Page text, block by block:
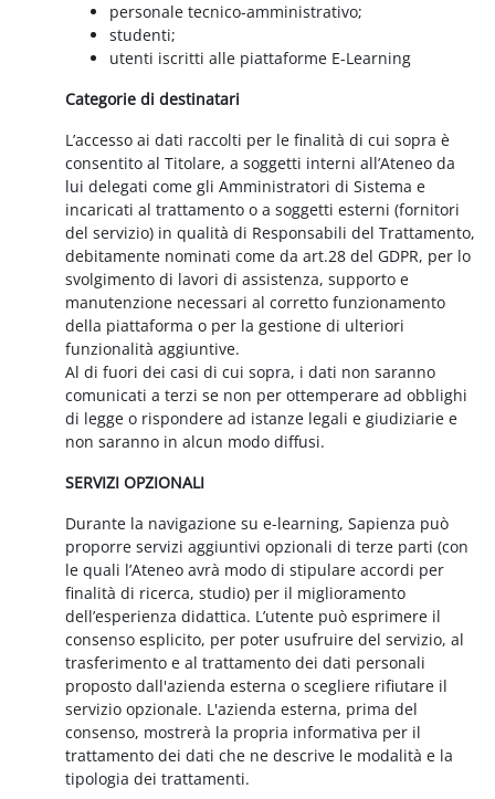
personale tecnico-amministrativo;
studenti;
utenti iscritti alle piattaforme E-Learning
Categorie di destinatari
L’accesso ai dati raccolti per le finalità di cui sopra è
consentito al Titolare, a soggetti interni all’Ateneo da
lui delegati come gli Amministratori di Sistema e
incaricati al trattamento o a soggetti esterni (fornitori
del servizio) in qualità di Responsabili del Trattamento,
debitamente nominati come da art.28 del GDPR, per lo
svolgimento di lavori di assistenza, supporto e
manutenzione necessari al corretto funzionamento
della piattaforma o per la gestione di ulteriori
funzionalità aggiuntive.
Al di fuori dei casi di cui sopra, i dati non saranno
comunicati a terzi se non per ottemperare ad obblighi
di legge o rispondere ad istanze legali e giudiziarie e
non saranno in alcun modo diffusi.
SERVIZI OPZIONALI
Durante la navigazione su e-learning, Sapienza può
proporre servizi aggiuntivi opzionali di terze parti (con
le quali l’Ateneo avrà modo di stipulare accordi per
finalità di ricerca, studio) per il miglioramento
dell’esperienza didattica. L’utente può esprimere il
consenso esplicito, per poter usufruire del servizio, al
trasferimento e al trattamento dei dati personali
proposto dall'azienda esterna o scegliere rifiutare il
servizio opzionale. L'azienda esterna, prima del
consenso, mostrerà la propria informativa per il
trattamento dei dati che ne descrive le modalità e la
tipologia dei trattamenti.